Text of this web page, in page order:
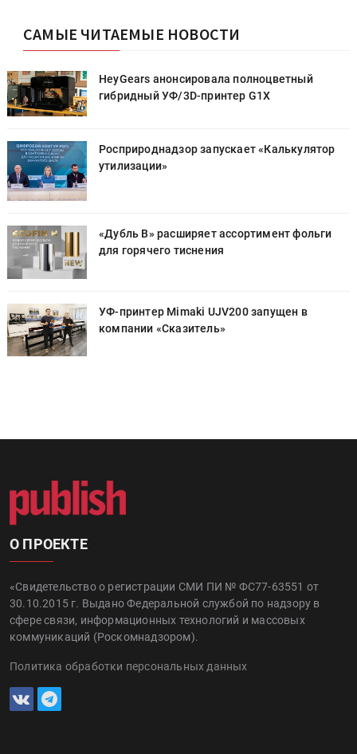
САМЫЕ ЧИТАЕМЫЕ НОВОСТИ
HeyGears анонсировала полноцветный
гибридный УФ/3D-принтер G1X
Росприроднадзор запускает «Калькулятор
утилизации»
«Дубль В» расширяет ассортимент фольги
для горячего тиснения
УФ-принтер Mimaki UJV200 запущен в
компании «Сказитель»
О ПРОЕКТЕ
«Свидетельство о регистрации СМИ ПИ № ФС77-63551 от
30.10.2015 г. Выдано Федеральной службой по надзору в
сфере связи, информационных технологий и массовых
коммуникаций (Роскомнадзором).
Политика обработки персональных данных